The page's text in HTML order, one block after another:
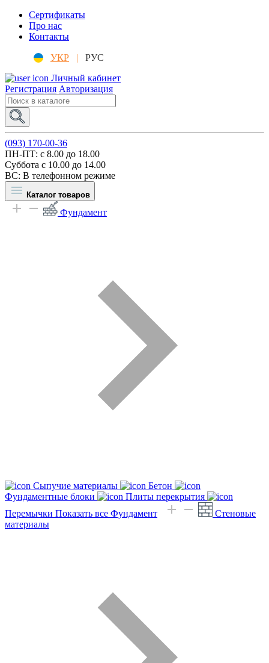
Сертификаты
Про нас
Контакты
УКР |
РУС
Личный кабинет
Регистрация Авторизация
(093) 170-00-36
ПН-ПТ: c 8.00 до 18.00
Суббота с 10.00 до 14.00
ВС: В телефонном режиме
Каталог товаров
Фундамент
Сыпучие материалы
Бетон
Фундаментные блоки
Плиты перекрытия
Перемычки Показать все Фундамент
Стеновые
материалы